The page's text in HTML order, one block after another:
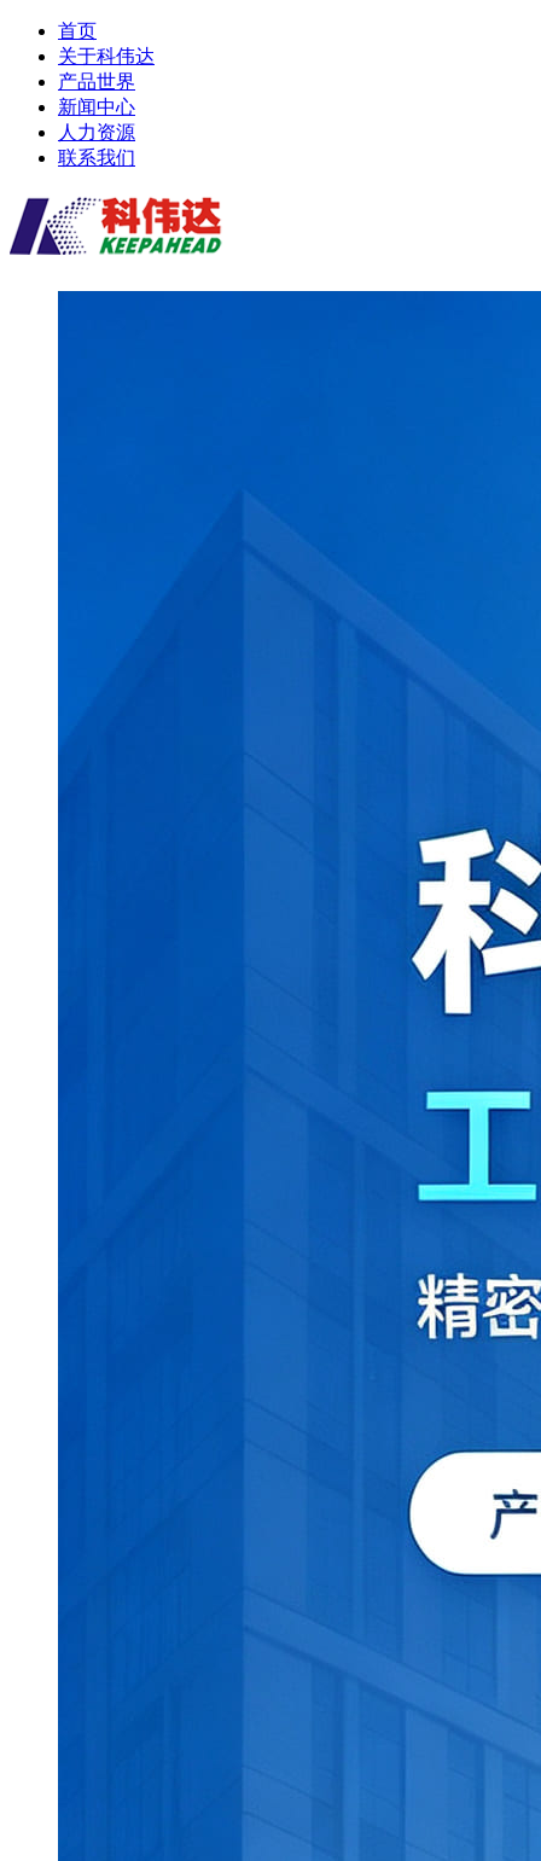
首页
关于科伟达
产品世界
新闻中心
人力资源
联系我们